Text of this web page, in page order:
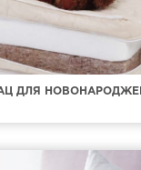
ДЛЯ